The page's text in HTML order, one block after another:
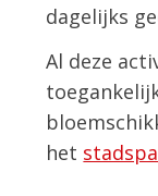
dagelijks
Al deze
het